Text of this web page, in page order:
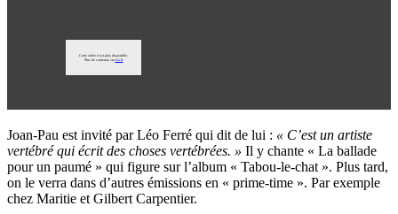
Joan-Pau est invité par Léo Ferré qui dit de lui : « C’est un artiste
vertébré qui écrit des choses vertébrées. » Il y chante « La ballade
pour un paumé » qui figure sur l’album « Tabou-le-chat ». Plus tard,
on le verra dans d’autres émissions en « prime-time ». Par exemple
chez Maritie et Gilbert Carpentier.